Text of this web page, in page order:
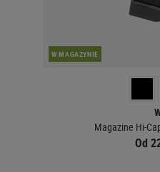
W MAGAZYNIE
Magazine Hi-
Od